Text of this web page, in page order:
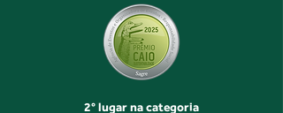
2° lugar na categoria